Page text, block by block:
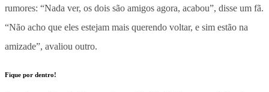
rumores: “Nada ver, os dois são amigos agora, acabou”, disse um fã.
“Não acho que eles estejam mais querendo voltar, e sim estão na
amizade”, avaliou outro.
Fique por dentro!